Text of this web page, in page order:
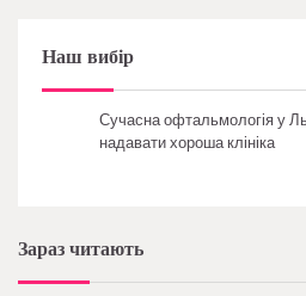
Наш вибір
Сучасна офтальмологія у
надавати хороша клініка
Зараз читають